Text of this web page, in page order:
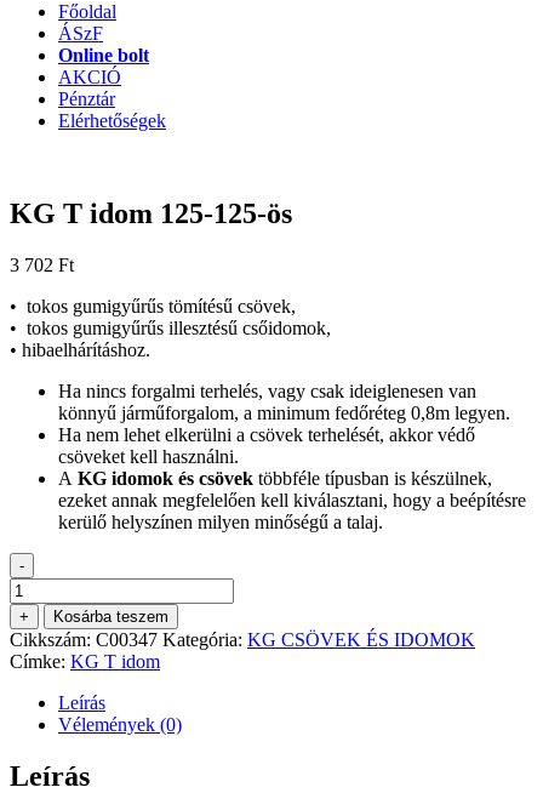
Főoldal
ÁSzF
Online bolt
AKCIÓ
Pénztár
Elérhetőségek
KG T idom 125-125-ös
3 702 Ft
• tokos gumigyűrűs tömítésű csövek,
• tokos gumigyűrűs illesztésű csőidomok,
• hibaelhárításhoz.
Ha nincs forgalmi terhelés, vagy csak ideiglenesen van
könnyű járműforgalom, a minimum fedőréteg 0,8m legyen.
Ha nem lehet elkerülni a csövek terhelését, akkor védő
csöveket kell használni.
A KG idomok és csövek többféle típusban is készülnek,
ezeket annak megfelelően kell kiválasztani, hogy a beépítésre
kerülő helyszínen milyen minőségű a talaj.
-
KG
T
idom
125-
125-
mennyiség
+ Kosárba teszem
Cikkszám: C00347 Kategória: KG CSÖVEK ÉS IDOMOK
Címke: KG T idom
Leírás
Vélemények (0)
Leírás